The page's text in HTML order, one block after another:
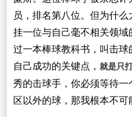
员，排名第八位。但为什
挂一位与自己毫不相关领
过一本棒球教科书，叫击
自己成功的关键点， 就是只
秀的击球手，你必须等待
区以外的球，那我根本不可